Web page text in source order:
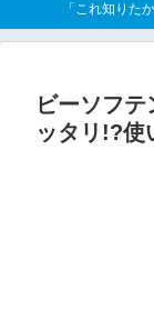
「これ知りた
ビーソフ
ッタリ!?使